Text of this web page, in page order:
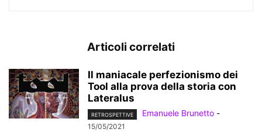
Articoli correlati
Il maniacale perfezionismo dei
Tool alla prova della storia con
Lateralus
RETROSPETTIVE Emanuele Brunetto -
15/05/2021